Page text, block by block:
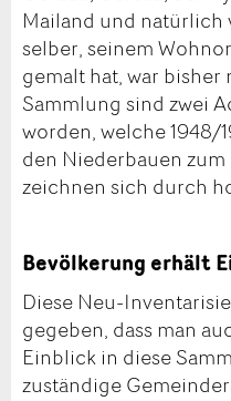
Mailand und natürlich
selber, seinem
gemalt hat, war
Sammlung sind zwei
worden, welche 1948/
den Niederbauen
zeichnen sich durch
Bevölkerung erhält
Diese Neu-
gegeben, dass man
Einblick in diese
zuständige